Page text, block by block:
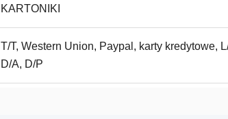
KARTONIKI
T/T, Western Union, Paypal, karty kredytowe,
D/A, D/P